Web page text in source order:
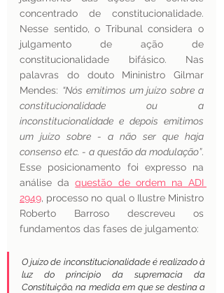
concentrado de constitucionalidade.
Nesse sentido, o Tribunal considera o
julgamento de ação de
constitucionalidade bifásico. Nas
palavras do douto Mininistro Gilmar
Mendes: “Nós emitimos um juízo sobre a
constitucionalidade ou a
inconstitucionalidade e depois emitimos
um juízo sobre - a não ser que haja
consenso etc. - a questão da modulação”.
Esse posicionamento foi expresso na
análise da questão de ordem na ADI
2949, processo no qual o Ilustre Ministro
Roberto Barroso descreveu os
fundamentos das fases de julgamento:
O juízo de inconstitucionalidade é realizado à
luz do princípio da supremacia da
Constituição, na medida em que se destina a